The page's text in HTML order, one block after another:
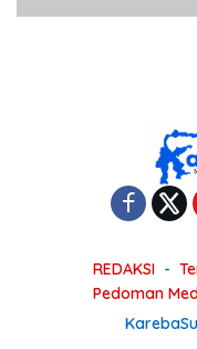
REDAKSI
Pedoman